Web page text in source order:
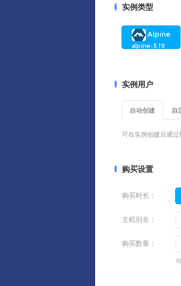
实例类型
Alpine
alpine-3.19
实例用户
自动创建 自
可在实例创建后通过
购买设置
购买时长：
主机别名：
购买数量：